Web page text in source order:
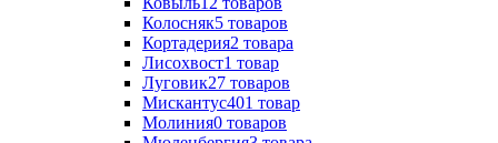
Колосняк5 товаров
Кортадерия2 товара
Лисохвост1 товар
Луговик27 товаров
Мискантус401 товар
Молиния0 товаров